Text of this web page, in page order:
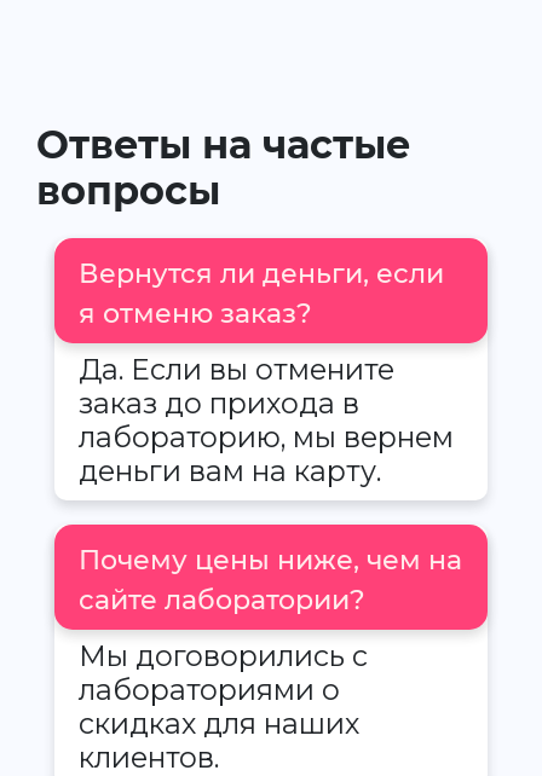
Ответы на частые
вопросы
Вернутся ли деньги, если
я отменю заказ?
Да. Если вы отмените
заказ до прихода в
лабораторию, мы вернем
деньги вам на карту.
Почему цены ниже, чем на
сайте лаборатории?
Мы договорились с
лабораториями о
скидках для наших
клиентов.